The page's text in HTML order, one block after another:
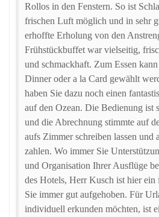
Rollos in den Fenstern. So ist
frischen Luft möglich und in sehr
erhoffte Erholung von den
Frühstückbuffet war vielseitig,
und schmackhaft. Zum Essen
Dinner oder a la Card gewählt
haben Sie dazu noch einen
auf den Ozean. Die Bedienung ist
und die Abrechnung stimmte auf
aufs Zimmer schreiben lassen und
zahlen. Wo immer Sie
und Organisation Ihrer Ausflüge
des Hotels, Herr Kusch ist hier ein
Sie immer gut aufgehoben. Für
individuell erkunden möchten, ist